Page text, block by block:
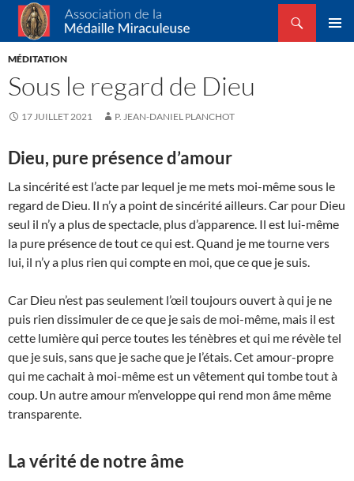
Association de la Médaille Miraculeuse
Recherche
ALLER
AU
MÉDITATION
Sous le regard de Dieu
17 JUILLET 2021 P. JEAN-DANIEL PLANCHOT
Dieu, pure présence d’amour
La sincérité est l’acte par lequel je me mets moi-même sous le
regard de Dieu. Il n’y a point de sincérité ailleurs. Car pour Dieu
seul il n’y a plus de spectacle, plus d’apparence. Il est lui-même
la pure présence de tout ce qui est. Quand je me tourne vers
lui, il n’y a plus rien qui compte en moi, que ce que je suis.
Car Dieu n’est pas seulement l’œil toujours ou­vert à qui je ne
puis rien dissimuler de ce que je sais de moi-même, mais il est
cette lumière qui perce toutes les ténèbres et qui me révèle tel
que je suis, sans que je sache que je l’étais. Cet amour-propre
qui me cachait à moi-même est un vêtement qui tombe tout à
coup. Un autre amour m’enve­loppe qui rend mon âme même
transparente.
La vérité de notre âme